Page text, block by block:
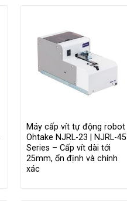
Máy cấp vít tự động robot
Ohtake NJRL-23 | NJRL-45
Series – Cấp vít dài tới
25mm, ổn định và chính
xác